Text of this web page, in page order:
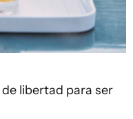
libertad para ser